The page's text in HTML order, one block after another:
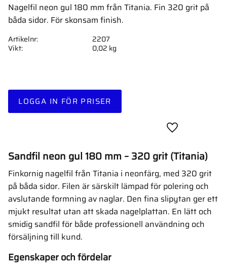
Nagelfil neon gul 180 mm från Titania. Fin 320 grit på
båda sidor. För skonsam finish.
LOGGA IN FÖR PRISER
Lägg till i
Artikelnr
2207
Vikt
0,02 kg
Sandfil neon gul 180 mm – 320 grit (Titania)
Finkornig nagelfil från Titania i neonfärg, med 320 grit
på båda sidor. Filen är särskilt lämpad för polering och
avslutande formning av naglar. Den fina slipytan ger ett
mjukt resultat utan att skada nagelplattan. En lätt och
smidig sandfil för både professionell användning och
försäljning till kund.
Egenskaper och fördelar